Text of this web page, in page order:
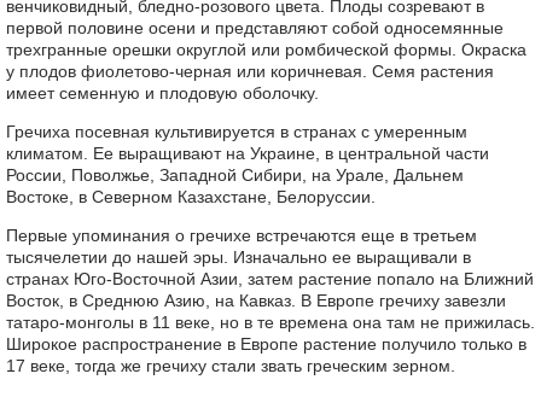
венчиковидный, бледно-розового цвета. Плоды созревают в
первой половине осени и представляют собой односемянные
трехгранные орешки округлой или ромбической формы. Окраска
у плодов фиолетово-черная или коричневая. Семя растения
имеет семенную и плодовую оболочку.
Гречиха посевная культивируется в странах с умеренным
климатом. Ее выращивают на Украине, в центральной части
России, Поволжье, Западной Сибири, на Урале, Дальнем
Востоке, в Северном Казахстане, Белоруссии.
Первые упоминания о гречихе встречаются еще в третьем
тысячелетии до нашей эры. Изначально ее выращивали в
странах Юго-Восточной Азии, затем растение попало на Ближний
Восток, в Среднюю Азию, на Кавказ. В Европе гречиху завезли
татаро-монголы в 11 веке, но в те времена она там не прижилась.
Широкое распространение в Европе растение получило только в
17 веке, тогда же гречиху стали звать греческим зерном.